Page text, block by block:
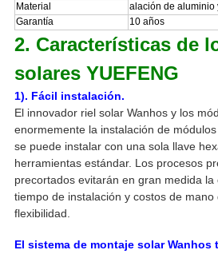
Material
alación de aluminio
Garantía
10 años
2. Características de
solares YUEFENG
1). Fácil instalación.
El innovador riel solar Wanhos y los
enormemente la instalación de
se puede instalar con una sola llave
herramientas estándar. Los procesos
precortados evitarán en gran medida
tiempo de instalación y costos de mano
flexibilidad.
El sistema de montaje solar Wanhos